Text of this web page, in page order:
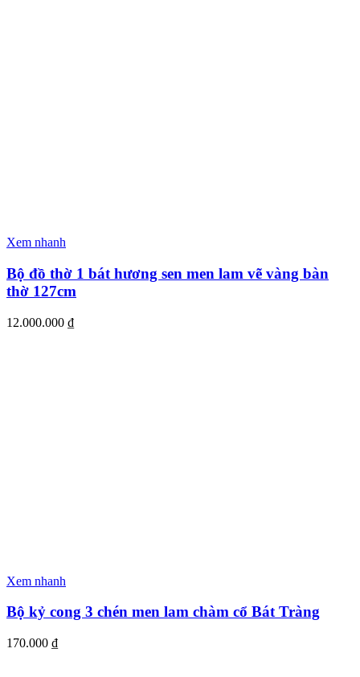
Xem nhanh
Bộ đồ thờ 1 bát hương sen men lam vẽ vàng bàn
thờ 127cm
12.000.000 ₫
Xem nhanh
Bộ kỷ cong 3 chén men lam chàm cổ Bát Tràng
170.000 ₫